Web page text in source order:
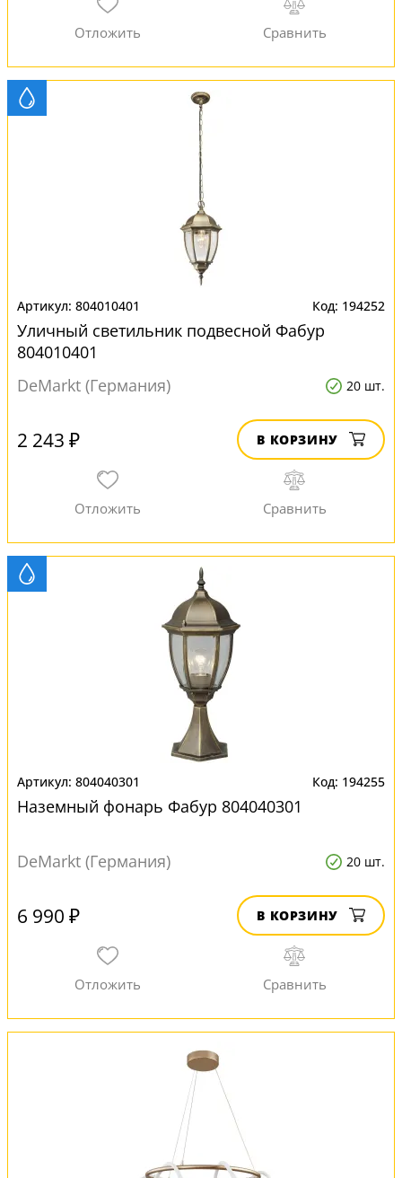
804010401 194252
Уличный светильник подвесной Фабур
804010401
DeMarkt (Германия)
20 шт.
2 243 ₽ В КОРЗИНУ
804040301 194255
Наземный фонарь Фабур 804040301
DeMarkt (Германия) 20 шт.
6 990 ₽ В КОРЗИНУ